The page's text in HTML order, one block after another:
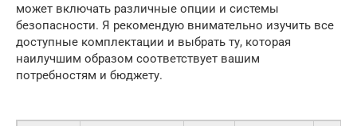
может включать различные опции и системы
безопасности. Я рекомендую внимательно изучить все
доступные комплектации и выбрать ту, которая
наилучшим образом соответствует вашим
потребностям и бюджету.